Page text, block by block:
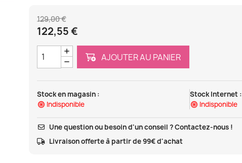
129,00 €
122,55 €
AJOUTER AU PANIER
Stock en magasin :
Indisponible
Stock Internet :
Indisponible
Une question ou besoin d'un conseil ? Contactez-nous !
Livraison offerte à partir de 99€ d'achat